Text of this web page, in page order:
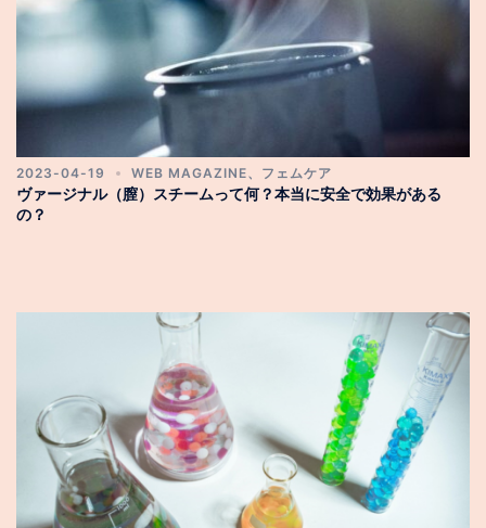
2023-04-19 WEB MAGAZINE、 フェムケア
ヴァージナル（膣）スチームって何？本当に安全で効果がある
の？